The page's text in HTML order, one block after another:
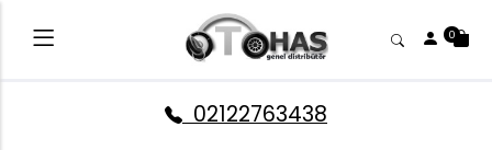
0
02122763438